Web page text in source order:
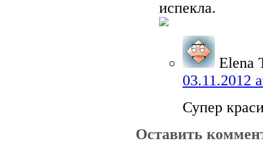
испекла.
Elena
03.11.2012
Супер
Оставить